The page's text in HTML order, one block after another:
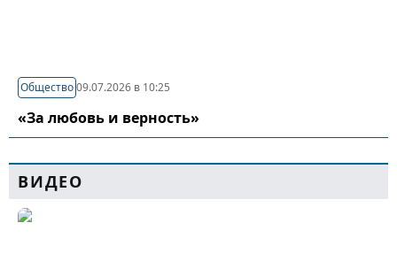
Общество09.07.2026 в 10:25
«За любовь и верность»
ВИДЕО